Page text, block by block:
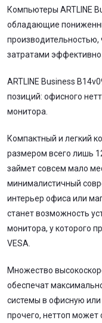
Компьютеры ARTLINE
обладающие
затратами эффективно
ARTLINE Business
позиций: офисного
монитора.
Компактный и легкий
размером всего лишь
займет совсем мало
минималистичный
интерьер офиса или
станет возможность
монитора, у которого
VESA.
Множество
обеспечат
системы в офисную
прочего, неттоп может